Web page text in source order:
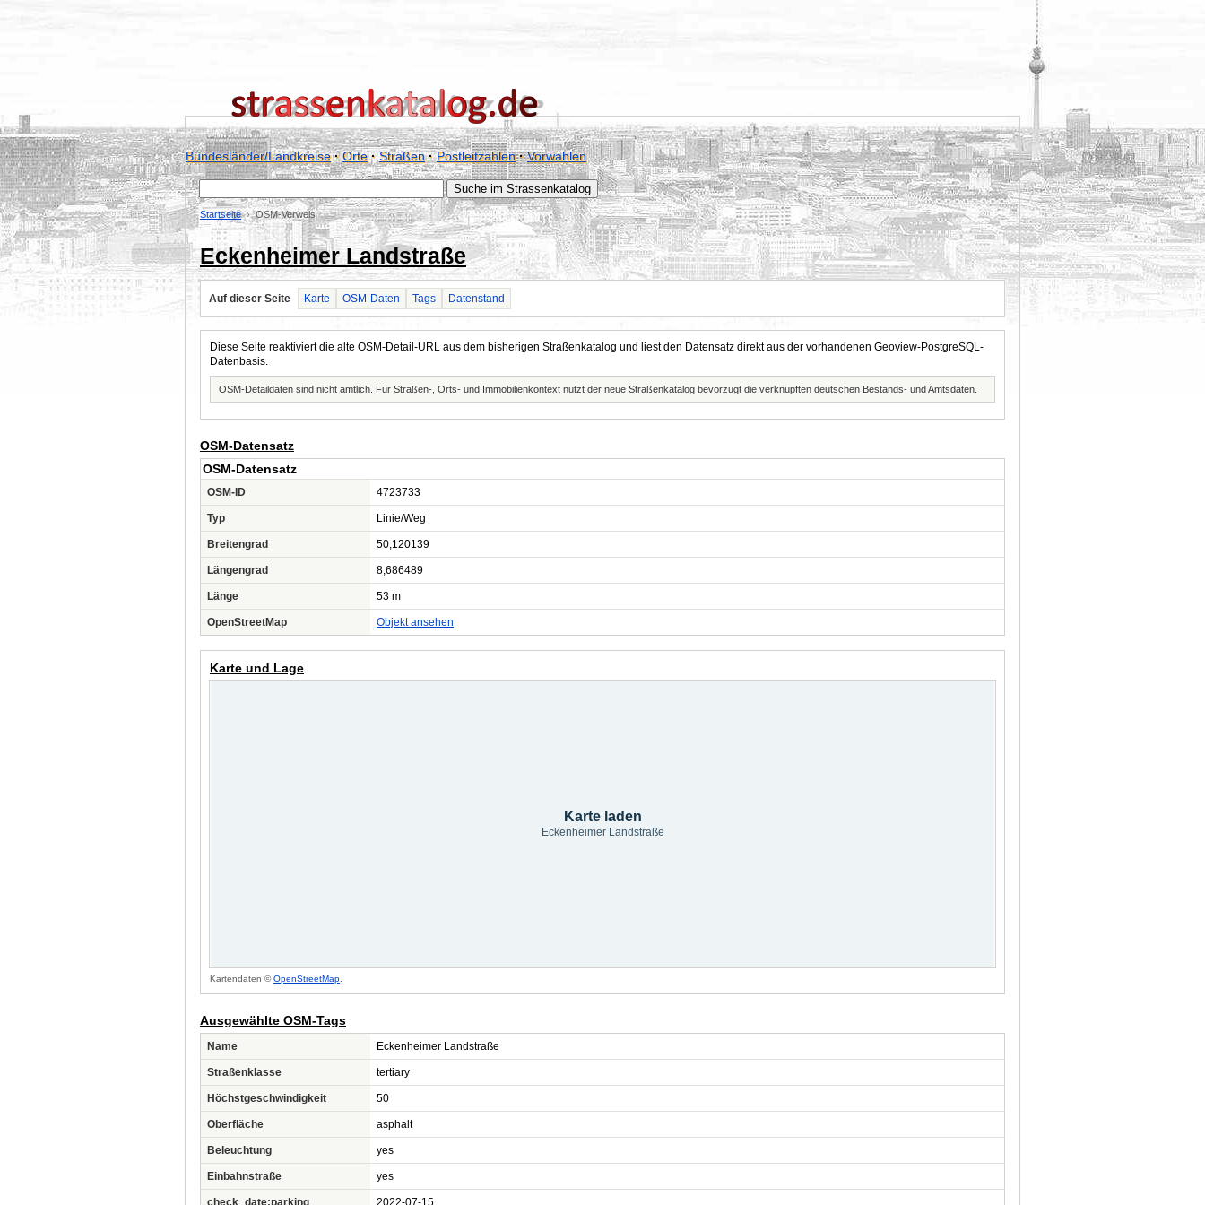
Bundesländer/Landkreise·Orte·Straßen·Postleitzahlen·Vorwahlen
Startseite OSM-Verweis
Eckenheimer Landstraße
Auf dieser Seite Karte OSM-Daten Tags Datenstand
Diese Seite reaktiviert die alte OSM-Detail-URL aus dem bisherigen Straßenkatalog und liest den Datensatz direkt aus der vorhandenen Geoview-PostgreSQL-
Datenbasis.
OSM-Detaildaten sind nicht amtlich. Für Straßen-, Orts- und Immobilienkontext nutzt der neue Straßenkatalog bevorzugt die verknüpften deutschen Bestands- und Amtsdaten.
OSM-Datensatz
OSM-Datensatz
OSM-ID 4723733
Typ Linie/Weg
Breitengrad 50,120139
Längengrad 8,686489
Länge 53 m
OpenStreetMap Objekt ansehen
Karte und Lage
Karte laden
Eckenheimer Landstraße
Kartendaten ©OpenStreetMap
Ausgewählte OSM-Tags
Name Eckenheimer Landstraße
Straßenklasse tertiary
Höchstgeschwindigkeit 50
Oberfläche asphalt
Beleuchtung yes
Einbahnstraße yes
check_date:parking 2022-07-15